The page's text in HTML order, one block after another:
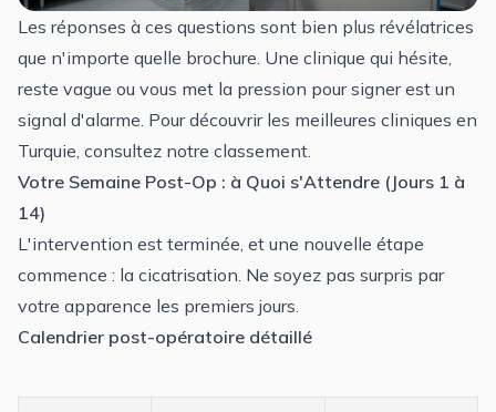
Les réponses à ces questions sont bien plus révélatrices
que n'importe quelle brochure. Une clinique qui hésite,
reste vague ou vous met la pression pour signer est un
signal d'alarme. Pour découvrir les meilleures cliniques en
Turquie , consultez notre classement.
Votre Semaine Post-Op : à Quoi s'Attendre (Jours 1 à
14)
L'intervention est terminée, et une nouvelle étape
commence : la cicatrisation. Ne soyez pas surpris par
votre apparence les premiers jours.
Calendrier post-opératoire détaillé